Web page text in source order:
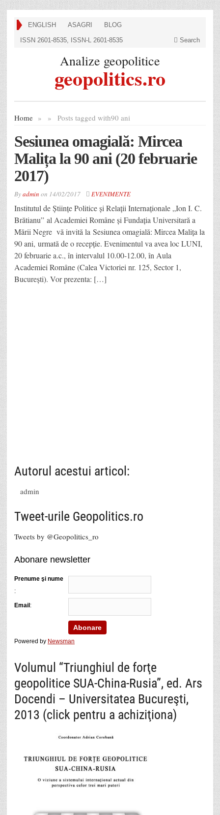
ENGLISH ASAGRI BLOG
ISSN 2601-8535, ISSN-L 2601-8535 Search
Analize geopolitice
geopolitics.ro
Home » Posts tagged with
» 90 ani
Sesiunea omagială: Mircea
Malița la 90 ani (20 februarie
2017)
Byadmin on 14/02/2017 EVENIMENTE
Institutul de Științe Politice și Relații Internaționale „Ion I. C.
Brătianu” al Academiei Române și Fundația Universitară a
Mării Negre vă invită la Sesiunea omagială: Mircea Malița la
90 ani, urmată de o recepție. Evenimentul va avea loc LUNI,
20 februarie a.c., în intervalul 10.00-12.00, în Aula
Academiei Române (Calea Victoriei nr. 125, Sector 1,
București). Vor prezenta: […]
Autorul acestui articol:
admin
Tweet-urile Geopolitics.ro
Tweets by @Geopolitics_ro
Abonare newsletter
Prenume şi nume
:
Email:
Powered by Newsman
Volumul “Triunghiul de forţe
geopolitice SUA-China-Rusia”, ed. Ars
Docendi – Universitatea Bucureşti,
2013 (click pentru a achiziţiona)